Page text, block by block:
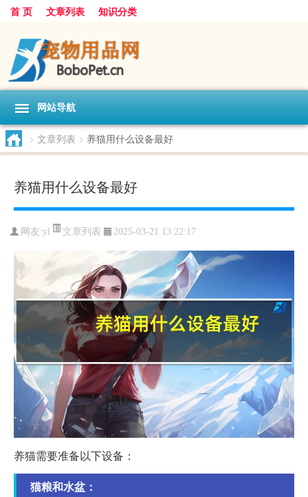
首 页 文章列表 知识分类
网站导航
> 文章列表 > 养猫用什么设备最好
养猫用什么设备最好
网友:yl 文章列表 2025-03-21 13:22:17
养猫需要准备以下设备：
猫粮和水盆：